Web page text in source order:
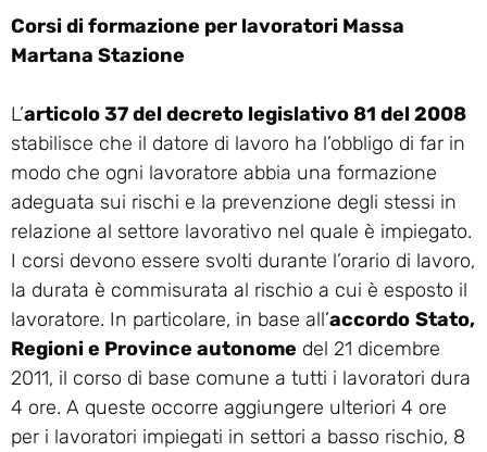
Corsi di formazione per lavoratori Massa
Martana Stazione
L’articolo 37 del decreto legislativo 81 del 2008
stabilisce che il datore di lavoro ha l’obbligo di far in
modo che ogni lavoratore abbia una formazione
adeguata sui rischi e la prevenzione degli stessi in
relazione al settore lavorativo nel quale è impiegato.
I corsi devono essere svolti durante l’orario di lavoro,
la durata è commisurata al rischio a cui è esposto il
lavoratore. In particolare, in base all’accordo Stato,
Regioni e Province autonome del 21 dicembre
2011, il corso di base comune a tutti i lavoratori dura
4 ore. A queste occorre aggiungere ulteriori 4 ore
per i lavoratori impiegati in settori a basso rischio, 8